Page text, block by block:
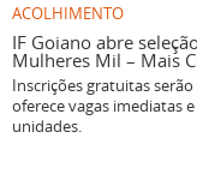
ACOLHIMENTO
IF Goiano abre
Mulheres Mil – Mais
Inscrições gratuitas
oferece vagas imediatas
unidades.